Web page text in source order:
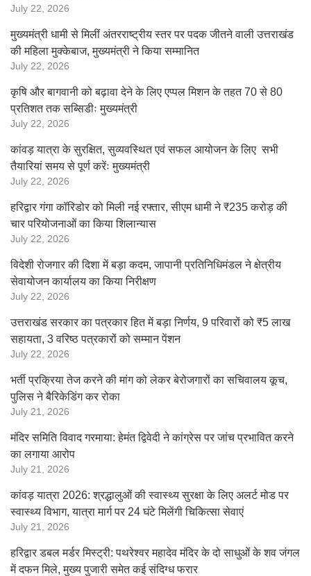
July 22, 2026
मुख्यमंत्री धामी से मिलीं अंतरराष्ट्रीय स्तर पर पदक जीतने वाली उत्तराखंड
की महिला मुक्केबाज, मुख्यमंत्री ने किया सम्मानित
July 22, 2026
कृषि और बागवानी को बढ़ावा देने के लिए एप्पल मिशन के तहत 70 से 80
प्रतिशत तक सब्सिडीः मुख्यमंत्री
July 22, 2026
कांवड़ यात्रा के सुरक्षित, सुव्यवस्थित एवं सफल आयोजन के लिए सभी
तैयारियां समय से पूर्ण करेंः मुख्यमंत्री
July 22, 2026
हरिद्वार गंगा कॉरिडोर को मिली नई रफ्तार, सीएम धामी ने ₹235 करोड़ की
चार परियोजनाओं का किया शिलान्यास
July 22, 2026
विदेशी रोजगार की दिशा में बड़ा कदम, जापानी प्रतिनिधिमंडल ने क्षेत्रीय
सेवायोजन कार्यालय का किया निरीक्षण
July 22, 2026
उत्तराखंड सरकार का पत्रकार हित में बड़ा निर्णय, 9 परिवारों को ₹5 लाख
सहायता, 3 वरिष्ठ पत्रकारों को सम्मान पेंशन
July 22, 2026
भर्ती प्रक्रिया तेज करने की मांग को लेकर बेरोजगारों का सचिवालय कूच,
पुलिस ने बैरिकेडिंग कर रोका
July 21, 2026
मंदिर समिति विवाद गरमाया: हेमंत द्विवेदी ने कांग्रेस पर जांच प्रभावित करने
का लगाया आरोप
July 21, 2026
कांवड़ यात्रा 2026: श्रद्धालुओं की स्वास्थ्य सुरक्षा के लिए अलर्ट मोड पर
स्वास्थ्य विभाग, यात्रा मार्ग पर 24 घंटे मिलेंगी चिकित्सा सेवाएं
July 21, 2026
हरिद्वार डबल मर्डर मिस्ट्री: पथरेश्वर महादेव मंदिर के दो साधुओं के शव जंगल
में दफन मिले, मुख्य पुजारी समेत कई संदिग्ध फरार